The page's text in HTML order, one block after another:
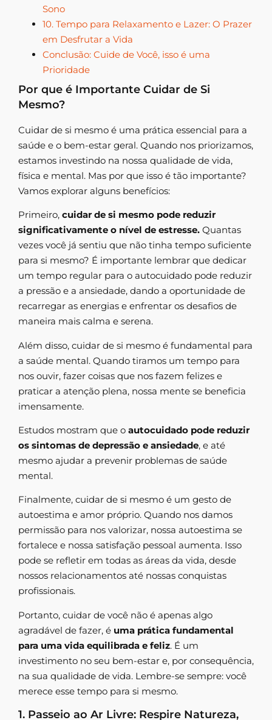
Sono
10. Tempo para Relaxamento e Lazer: O Prazer
em Desfrutar a Vida
Conclusão: Cuide de Você, isso é uma
Prioridade
Por que é Importante Cuidar de Si
Mesmo?
Cuidar de si mesmo é uma prática essencial para a
saúde e o bem-estar geral. Quando nos priorizamos,
estamos investindo na nossa qualidade de vida,
física e mental. Mas por que isso é tão importante?
Vamos explorar alguns benefícios:
Primeiro, cuidar de si mesmo pode reduzir
significativamente o nível de estresse. Quantas
vezes você já sentiu que não tinha tempo suficiente
para si mesmo? É importante lembrar que dedicar
um tempo regular para o autocuidado pode reduzir
a pressão e a ansiedade, dando a oportunidade de
recarregar as energias e enfrentar os desafios de
maneira mais calma e serena.
Além disso, cuidar de si mesmo é fundamental para
a saúde mental. Quando tiramos um tempo para
nos ouvir, fazer coisas que nos fazem felizes e
praticar a atenção plena, nossa mente se beneficia
imensamente.
Estudos mostram que o autocuidado pode reduzir
os sintomas de depressão e ansiedade, e até
mesmo ajudar a prevenir problemas de saúde
mental.
Finalmente, cuidar de si mesmo é um gesto de
autoestima e amor próprio. Quando nos damos
permissão para nos valorizar, nossa autoestima se
fortalece e nossa satisfação pessoal aumenta. Isso
pode se refletir em todas as áreas da vida, desde
nossos relacionamentos até nossas conquistas
profissionais.
Portanto, cuidar de você não é apenas algo
agradável de fazer, é uma prática fundamental
para uma vida equilibrada e feliz. É um
investimento no seu bem-estar e, por consequência,
na sua qualidade de vida. Lembre-se sempre: você
merece esse tempo para si mesmo.
1. Passeio ao Ar Livre: Respire Natureza,